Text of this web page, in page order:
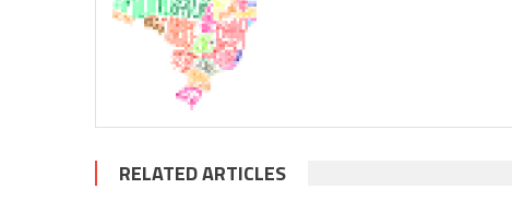
RELATED ARTICLES